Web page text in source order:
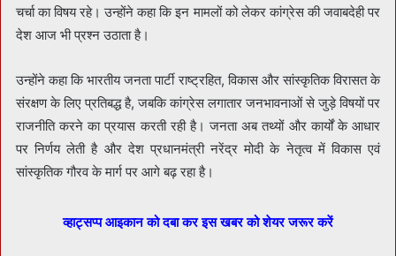
चर्चा का विषय रहे। उन्होंने कहा कि इन मामलों को लेकर कांग्रेस की जवाबदेही पर
देश आज भी प्रश्न उठाता है।
उन्होंने कहा कि भारतीय जनता पार्टी राष्ट्रहित, विकास और सांस्कृतिक विरासत के
संरक्षण के लिए प्रतिबद्ध है, जबकि कांग्रेस लगातार जनभावनाओं से जुड़े विषयों पर
राजनीति करने का प्रयास करती रही है। जनता अब तथ्यों और कार्यों के आधार
पर निर्णय लेती है और देश प्रधानमंत्री नरेंद्र मोदी के नेतृत्व में विकास एवं
सांस्कृतिक गौरव के मार्ग पर आगे बढ़ रहा है।
व्हाट्सप्प आइकान को दबा कर इस खबर को शेयर जरूर करें